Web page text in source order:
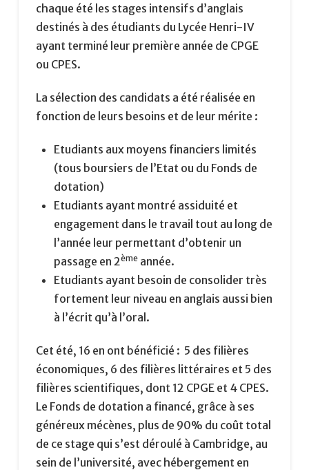
chaque été les stages intensifs d’anglais
destinés à des étudiants du Lycée Henri-IV
ayant terminé leur première année de CPGE
ou CPES.
La sélection des candidats a été réalisée en
fonction de leurs besoins et de leur mérite :
Etudiants aux moyens financiers limités
(tous boursiers de l’Etat ou du Fonds de
dotation)
Etudiants ayant montré assiduité et
engagement dans le travail tout au long de
l’année leur permettant d’obtenir un
passage en 2ème année.
Etudiants ayant besoin de consolider très
fortement leur niveau en anglais aussi bien
à l’écrit qu’à l’oral.
Cet été, 16 en ont bénéficié : 5 des filières
économiques, 6 des filières littéraires et 5 des
filières scientifiques, dont 12 CPGE et 4 CPES.
Le Fonds de dotation a financé, grâce à ses
généreux mécènes, plus de 90% du coût total
de ce stage qui s’est déroulé à Cambridge, au
sein de l’université, avec hébergement en